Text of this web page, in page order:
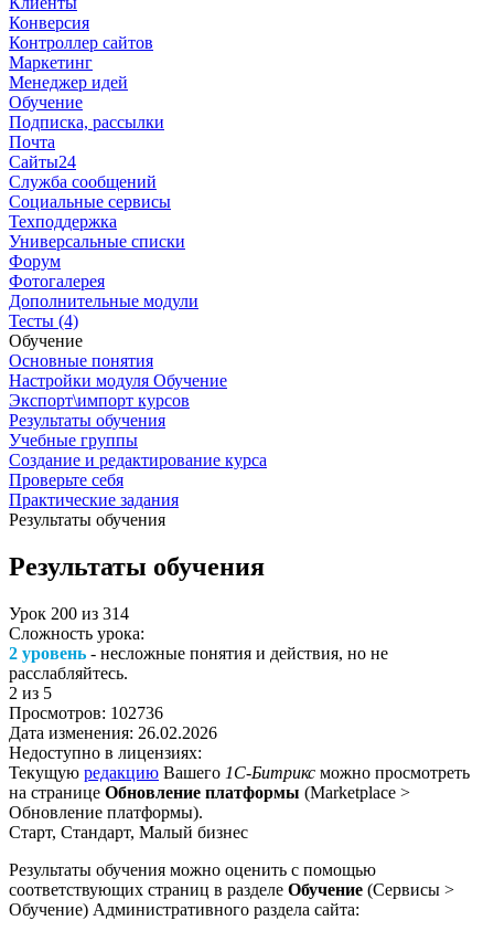
Конверсия
Контроллер сайтов
Маркетинг
Менеджер идей
Обучение
Подписка, рассылки
Почта
Сайты24
Служба сообщений
Социальные сервисы
Техподдержка
Универсальные списки
Форум
Фотогалерея
Дополнительные модули
Тесты (4)
Обучение
Основные понятия
Настройки модуля Обучение
Экспорт\импорт курсов
Результаты обучения
Учебные группы
Создание и редактирование курса
Проверьте себя
Практические задания
Результаты обучения
Результаты обучения
Урок 200 из 314
Сложность урока:
2 уровень - несложные понятия и действия, но не
расслабляйтесь.
2 из 5
Просмотров: 102736
Дата изменения: 26.02.2026
Недоступно в лицензиях:
Текущую редакцию Вашего 1С-Битрикс можно просмотреть
на странице Обновление платформы (Marketplace >
Обновление платформы).
Старт, Стандарт, Малый бизнес
Результаты обучения можно оценить с помощью
соответствующих страниц в разделе Обучение (Сервисы >
Обучение) Административного раздела сайта: